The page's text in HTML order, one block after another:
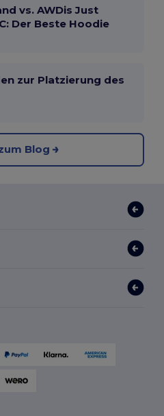
vs. AWDis Just
Der Beste Hoodie
zur Platzierung des
Blog